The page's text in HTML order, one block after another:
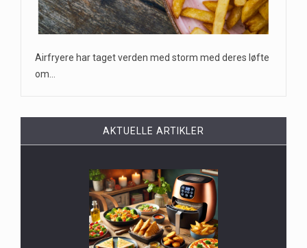
Airfryere har taget verden med storm med deres løfte
om…
AKTUELLE ARTIKLER